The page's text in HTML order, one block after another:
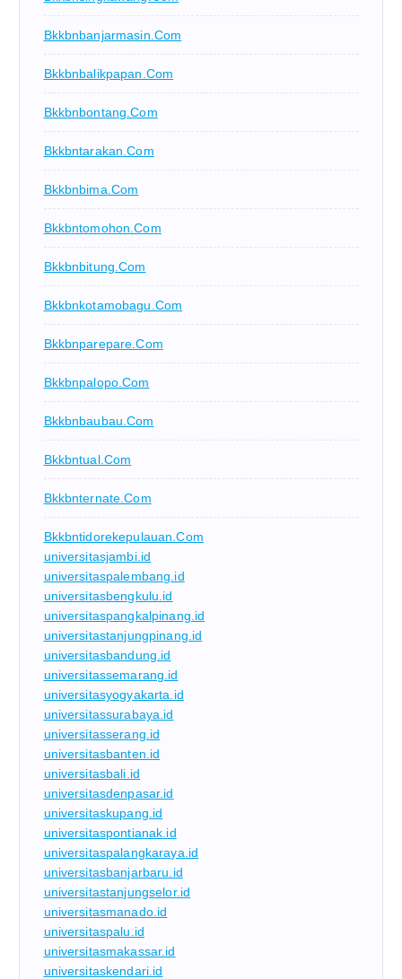
Bkkbnbanjarmasin.com
Bkkbnbalikpapan.com
Bkkbnbontang.com
Bkkbntarakan.com
Bkkbnbima.com
Bkkbntomohon.com
Bkkbnbitung.com
Bkkbnkotamobagu.com
Bkkbnparepare.com
Bkkbnpalopo.com
Bkkbnbaubau.com
Bkkbntual.com
Bkkbnternate.com
Bkkbntidorekepulauan.com
universitasjambi.id
universitaspalembang.id
universitasbengkulu.id
universitaspangkalpinang.id
universitastanjungpinang.id
universitasbandung.id
universitassemarang.id
universitasyogyakarta.id
universitassurabaya.id
universitasserang.id
universitasbanten.id
universitasbali.id
universitasdenpasar.id
universitaskupang.id
universitaspontianak.id
universitaspalangkaraya.id
universitasbanjarbaru.id
universitastanjungselor.id
universitasmanado.id
universitaspalu.id
universitasmakassar.id
universitaskendari.id